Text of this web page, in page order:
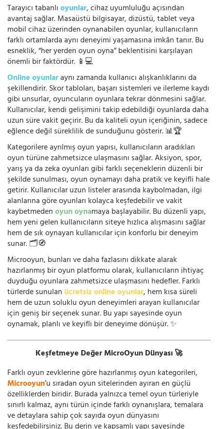
Tarayıcı tabanlıoyunlar, cihaz uyumluluğu açısından
avantaj sağlar. Masaüstü bilgisayar, dizüstü, tablet veya
mobil cihaz üzerinden oynanabilen oyunlar, kullanıcıların
farklı ortamlarda aynı deneyimi yaşamasına imkân tanır. Bu
esneklik, “her yerden oyun oyna” beklentisini karşılayan
önemli bir faktördür. 📱💻
Online oyunlaraynı zamanda kullanıcı alışkanlıklarını da
şekillendirir. Skor tabloları, başarı sistemleri ve ilerleme kaydı
gibi unsurlar, oyuncuların oyunlara tekrar dönmesini sağlar.
Kullanıcılar, kendi gelişimini takip edebildiği oyunlarda daha
uzun süre vakit geçirir. Bu da kaliteli oyun içeriğinin, sadece
eğlence değil süreklilik de sunduğunu gösterir. 📊🏆
Kategorilere ayrılmış oyun yapısı, kullanıcıların aradıkları
oyun türüne zahmetsizce ulaşmasını sağlar. Aksiyon, spor,
yarış ya da zeka oyunları gibi farklı seçeneklerin düzenli bir
şekilde sunulması, oyun oynamayı daha pratik ve keyifli hale
getirir. Kullanıcılar uzun listeler arasında kaybolmadan, ilgi
alanlarına göre oyunları kolayca keşfedebilir ve vakit
kaybetmedenoyun oynamaya başlayabilir. Bu düzenli yapı,
hem yeni gelen kullanıcıların siteye hızlıca alışmasını sağlar
hem de sık oynayan kullanıcılar için konforlu bir deneyim
sunar. 🗂️🧭
Microoyun, bunları ve daha fazlasını dikkate alarak
hazırlanmış bir oyun platformu olarak, kullanıcıların ihtiyaç
duyduğu oyunlara zahmetsizce ulaşmasını hedefler. Farklı
türlerde sunulan ücretsiz online oyunlar, hem kısa süreli
hem de uzun soluklu oyun deneyimleri arayan kullanıcılar
için geniş bir seçenek sunar. Bu yapı sayesinde oyun
oynamak, planlı ve keyifli bir deneyime dönüşür. ✨
Keşfetmeye Değer MicroOyun Dünyası 🚀
Farklı oyun zevklerine göre hazırlanmış oyun kategorileri,
Microoyun’u sıradan oyun sitelerinden ayıran en güçlü
özelliklerden biridir. Burada yalnızca temel oyun türleriyle
sınırlı kalmaz, aynı türün içinde farklı oynanışlara, temalara
ve detaylara sahip çok sayıda oyun dünyasını